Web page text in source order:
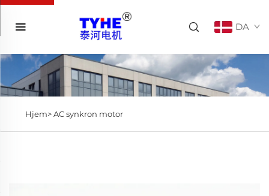
DA
Hjem>AC synkron motor